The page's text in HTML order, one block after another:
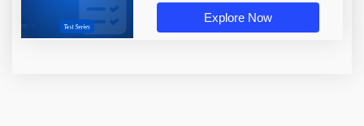
Explore Now